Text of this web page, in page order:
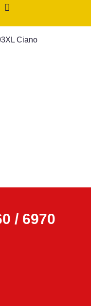
Ciano
/ 6970